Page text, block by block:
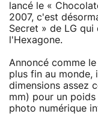
lancé le «
2007, c'est
Secret » de LG
l'Hexagone.
Annoncé comme
plus fin au monde,
dimensions assez
mm) pour un poids
photo numérique